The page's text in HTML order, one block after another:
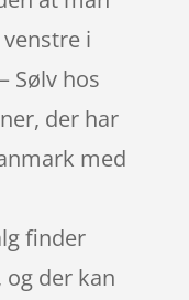
i
Sølv hos
der har
med
finder
der kan